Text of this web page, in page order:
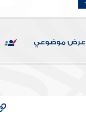
عرض موضوعي